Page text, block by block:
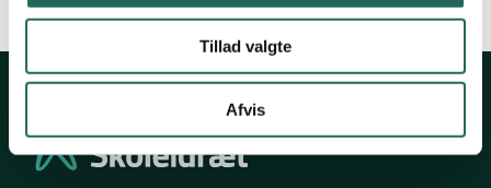
Tillad valgte
Afvis